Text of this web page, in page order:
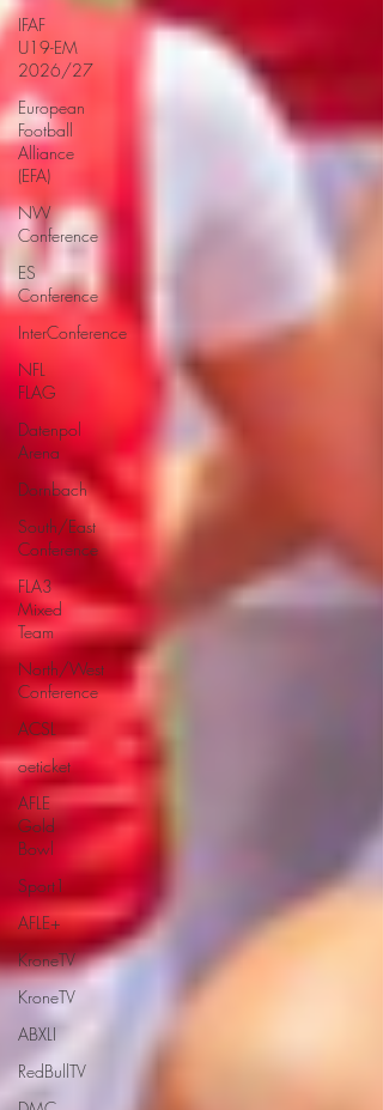
IFAF
U19-EM
2026/27
European
Football
Alliance
(EFA)
NW
Conference
ES
Conference
InterConference
NFL
FLAG
Datenpol
Arena
Dornbach
South/East
Conference
FLA3
Mixed
Team
North/West
Conference
ACSL
oeticket
AFLE
Gold
Bowl
Sport1
AFLE+
KroneTV
KroneTV
ABXLI
RedBullTV